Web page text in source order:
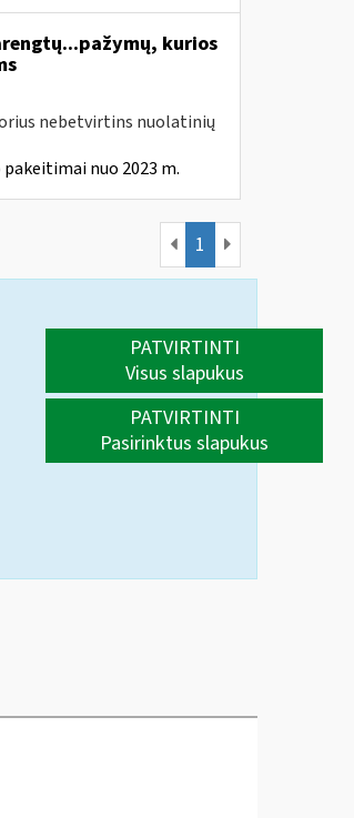
kurios
nebetvirtins nuolatinių
nuo 2023 m.
1
PATVIRTINTI
Visus slapukus
PATVIRTINTI
Pasirinktus slapukus